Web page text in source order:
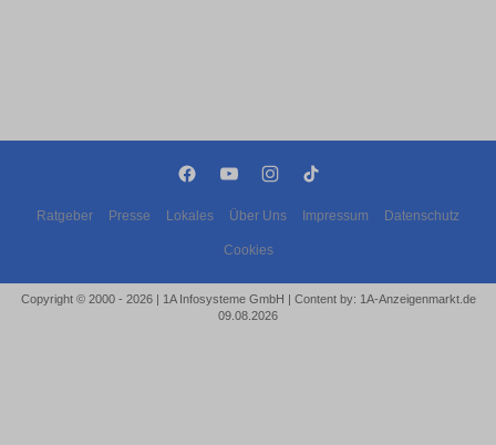
Ratgeber Presse Lokales Über Uns Impressum Datenschutz
Cookies
Copyright © 2000 - 2026 | 1A Infosysteme GmbH | Content by: 1A-Anzeigenmarkt.de
09.08.2026